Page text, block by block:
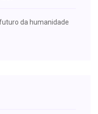
da humanidade